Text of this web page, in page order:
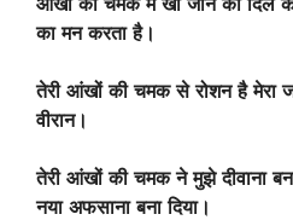
का मन करता है।
तेरी आंखों की चमक से रोशन है मेरा
वीरान।
तेरी आंखों की चमक ने मुझे दीवाना
नया अफसाना बना दिया।